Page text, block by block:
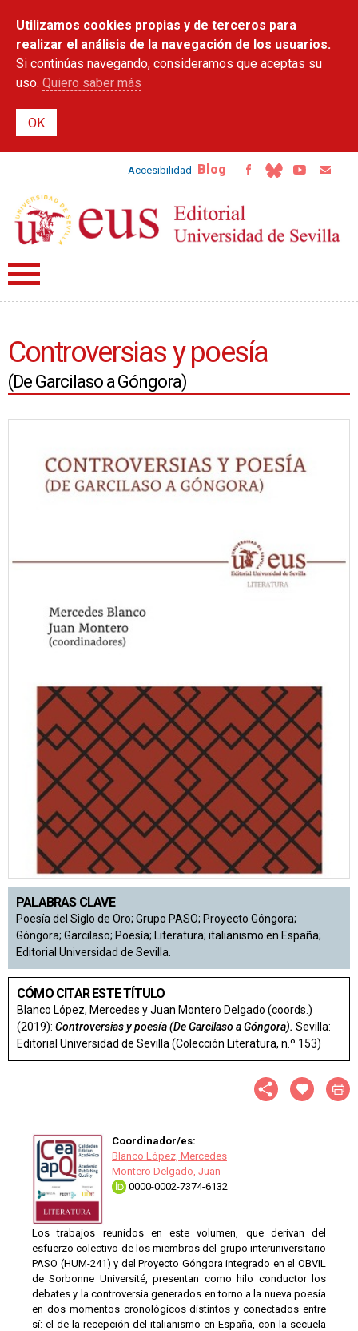
contenido
principal
Utilizamos cookies propias y de terceros para
realizar el análisis de la navegación de los usuarios.
Si continúas navegando, consideramos que aceptas su
uso. Quiero saber más
Accesibilidad Blog
Controversias y poesía
(De Garcilaso a Góngora)
PALABRAS CLAVE
Poesía del Siglo de Oro; Grupo PASO; Proyecto Góngora;
Góngora; Garcilaso; Poesía; Literatura; italianismo en España;
Editorial Universidad de Sevilla.
CÓMO CITAR ESTE TÍTULO
Blanco López, Mercedes y Juan Montero Delgado (coords.)
(2019): Controversias y poesía(De Garcilaso a Góngora). Sevilla:
Editorial Universidad de Sevilla (Colección Literatura, n.º 153)
Coordinador/es:
Blanco López, Mercedes
Montero Delgado, Juan
0000-0002-7374-6132
Los trabajos reunidos en este volumen, que derivan del
esfuerzo colectivo de los miembros del grupo interuniversitario
PASO (HUM-241) y del Proyecto Góngora integrado en el OBVIL
de Sorbonne Université, presentan como hilo conductor los
debates y la controversia generados en torno a la nueva poesía
en dos momentos cronológicos distintos y conectados entre
sí: el de la recepción del italianismo en España, con la secuela